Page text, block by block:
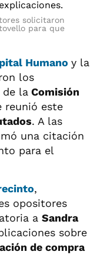
solicitaron
para que
Humano y la
los
de la Comisión
reunió este
. A las
una citación
para el
,
opositores
a Sandra
sobre
de compra